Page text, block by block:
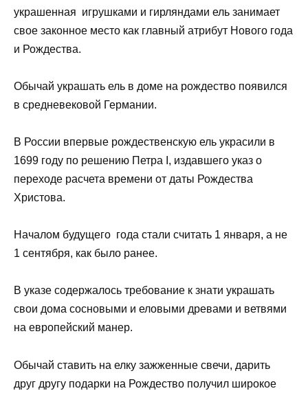
украшенная игрушками и гирляндами ель занимает
свое законное место как главный атрибут Нового года
и Рождества.
Обычай украшать ель в доме на рождество появился
в средневековой Германии.
В России впервые рождественскую ель украсили в
1699 году по решению Петра I, издавшего указ о
переходе расчета времени от даты Рождества
Христова.
Началом будущего года стали считать 1 января, а не
1 сентября, как было ранее.
В указе содержалось требование к знати украшать
свои дома сосновыми и еловыми древами и ветвями
на европейский манер.
Обычай ставить на елку зажженные свечи, дарить
друг другу подарки на Рождество получил широкое